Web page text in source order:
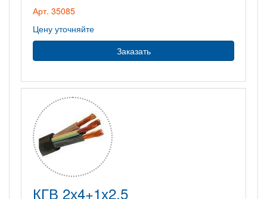
Арт. 35085
Цену уточняйте
Заказать
КГВ 2х4+1х2,5